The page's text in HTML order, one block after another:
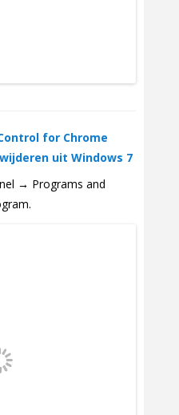
for Chrome
uit Windows 7
→ Programs and